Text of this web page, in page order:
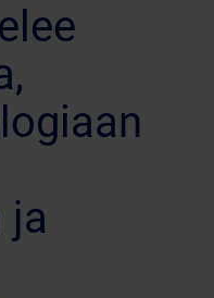
ja